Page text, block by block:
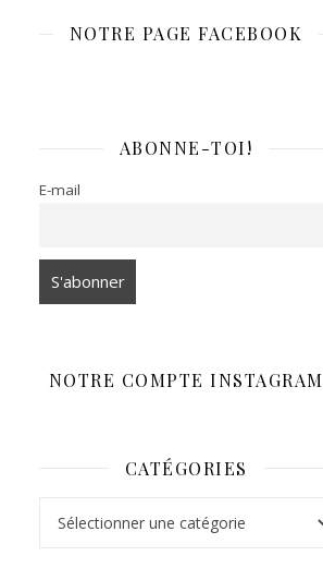
NOTRE PAGE FACEBOOK
ABONNE-TOI!
E-mail
NOTRE COMPTE INSTAGRAM
CATÉGORIES